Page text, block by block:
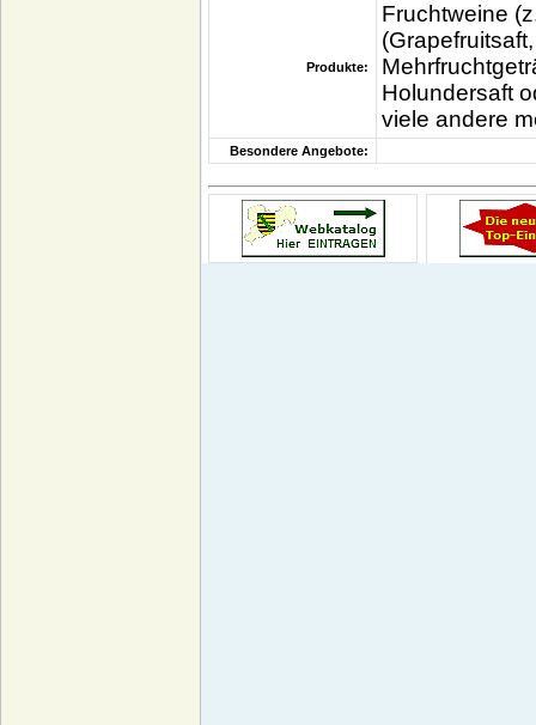
Produkte:
Fruchtweine
Holundersaft
viele andere
Besondere Angebote: